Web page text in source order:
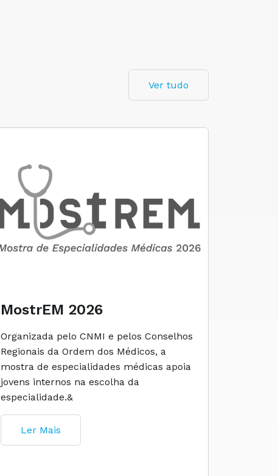
Ver tudo
MostrEM 2026
Organizada pelo CNMI e pelos Conselhos
Regionais da Ordem dos Médicos, a
mostra de especialidades médicas apoia
jovens internos na escolha da
especialidade.&
Ler Mais